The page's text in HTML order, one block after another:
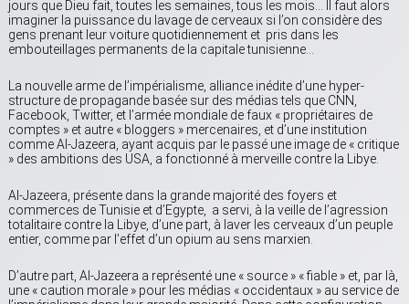
jours que Dieu fait, toutes les semaines, tous les mois… Il faut alors
imaginer la puissance du lavage de cerveaux si l’on considère des
gens prenant leur voiture quotidiennement et pris dans les
embouteillages permanents de la capitale tunisienne…
La nouvelle arme de l’impérialisme, alliance inédite d’une hyper-
structure de propagande basée sur des médias tels que CNN,
Facebook, Twitter, et l’armée mondiale de faux « propriétaires de
comptes » et autre « bloggers » mercenaires, et d’une institution
comme Al-Jazeera, ayant acquis par le passé une image de « critique
» des ambitions des USA, a fonctionné à merveille contre la Libye.
Al-Jazeera, présente dans la grande majorité des foyers et
commerces de Tunisie et d’Egypte, a servi, à la veille de l’agression
totalitaire contre la Libye, d’une part, à laver les cerveaux d’un peuple
entier, comme par l’effet d’un opium au sens marxien.
D’autre part, Al-Jazeera a représenté une « source » « fiable » et, par là,
une « caution morale » pour les médias « occidentaux » au service de